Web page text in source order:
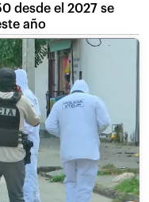
desde el 2027 se
año